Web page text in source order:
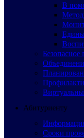
В
Безопасное
Абитуриенту
Сроки